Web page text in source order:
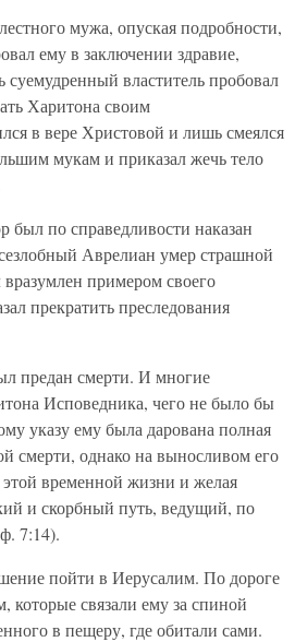
мужа, опуская подробности,
ему в заключении здравие,
властитель пробовал
Харитона своим
в вере Христовой и лишь смеялся
мукам и приказал жечь тело
по справедливости наказан
Аврелиан умер страшной
примером своего
прекратить преследования
предан смерти. И многие
Исповедника, чего не было бы
указу ему была дарована полная
смерти, однако на выносливом его
временной жизни и желая
и скорбный путь, ведущий, по
7:14).
пойти в Иерусалим. По дороге
связали ему за спиной
в пещеру, где обитали сами.